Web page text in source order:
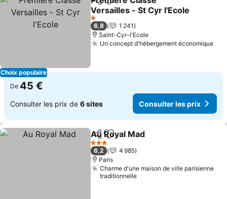
Choix populaire
PartagerAjouter à mes favoris
Versailles - St Cyr l'Ecole
1 Étoiles
6,8
1 241
Saint-Cyr-l'Ecole
Un concept d'hébergement économique
De 45 €
Consulter les prix de 6 sites Consulter les prix
PartagerAjouter à mes favoris
Au Royal Mad
3 Étoiles
6,2
4 985
Paris
Charme d'une maison de ville parisienne
traditionnelle